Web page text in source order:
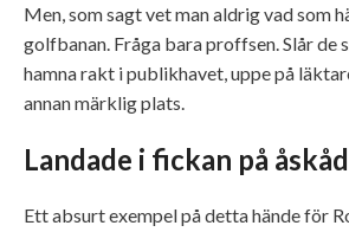
Men, som sagt vet man aldrig vad som
golfbanan. Fråga bara proffsen. Slår de
hamna rakt i publikhavet, uppe på
annan märklig plats.
Landade i fickan på
Ett absurt exempel på detta hände för